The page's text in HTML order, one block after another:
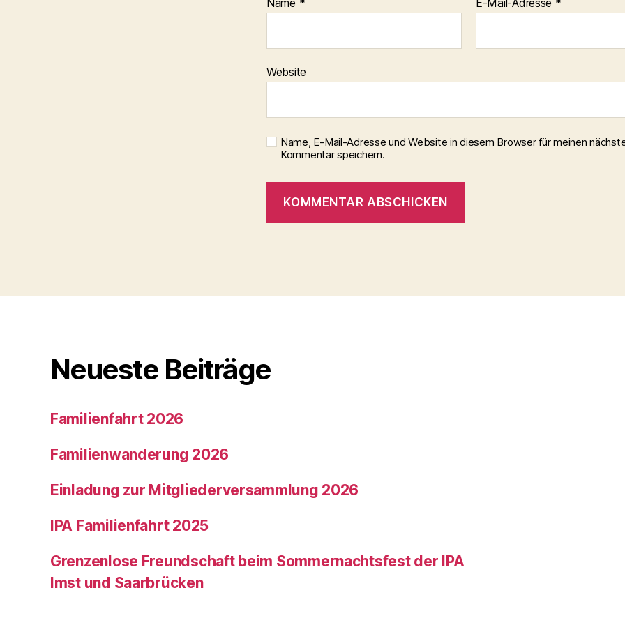
Name * E-Mail-Adresse *
Website
Name, E-Mail-Adresse und Website in diesem Browser für meinen
Kommentar speichern.
Neueste Beiträge
Familienfahrt 2026
Familienwanderung 2026
Einladung zur Mitgliederversammlung 2026
IPA Familienfahrt 2025
Grenzenlose Freundschaft beim Sommernachtsfest der IPA
Imst und Saarbrücken